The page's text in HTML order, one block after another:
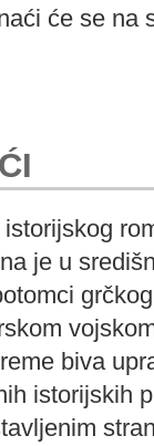
će se na
je u
biva
istorijskih